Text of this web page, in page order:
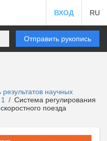
ВХОД RU
Отправить рукопись
научных
/ Система регулирования
поезда